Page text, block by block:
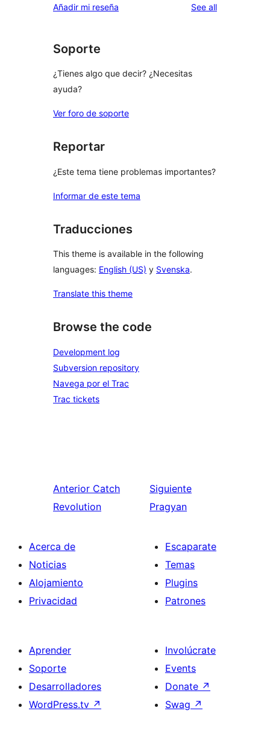
Añadir mi reseña See allreviews
Soporte
¿Tienes algo que decir? ¿Necesitas
ayuda?
Ver foro de soporte
Reportar
¿Este tema tiene problemas importantes?
Informar de este tema
Traducciones
This theme is available in the following
languages: English (US) y Svenska.
Translate this theme
Browse the code
Development log
Subversion repository
Navega por el Trac
Trac tickets
Anterior Catch
Revolution
Siguiente
Pragyan
Acerca de
Noticias
Alojamiento
Privacidad
Escaparate
Temas
Plugins
Patrones
Aprender
Soporte
Desarrolladores
WordPress.tv ↗
Involúcrate
Events
Donate ↗
Swag ↗